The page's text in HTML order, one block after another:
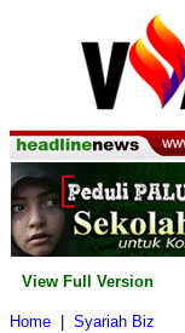
View Full Version
Home
Syariah Biz